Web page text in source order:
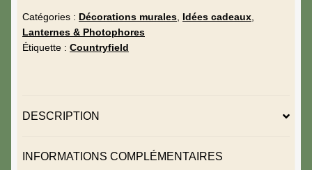
Catégories : Décorations murales Idées cadeaux
Lanternes & Photophores
Étiquette : Countryfield
DESCRIPTION
INFORMATIONS COMPLÉMENTAIRES